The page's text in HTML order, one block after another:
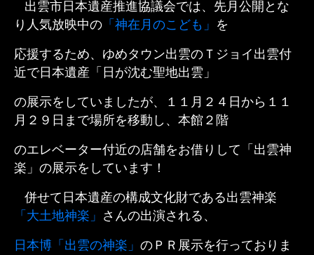
出雲市日本遺産推進協議会では、先月公開とな
り人気放映中の 「神在月のこども」 を
応援するため、ゆめタウン出雲のＴジョイ出雲付
近で日本遺産「日が沈む聖地出雲」
の展示をしていましたが、１１月２４日から１１
月２９日まで場所を移動し、本館２階
のエレベーター付近の店舗をお借りして「出雲神
楽」の展示をしています！
併せて日本遺産の構成文化財である出雲神楽
「大土地神楽」 さんの出演される、
日本博「出雲の神楽」 のＰＲ展示を行っておりま